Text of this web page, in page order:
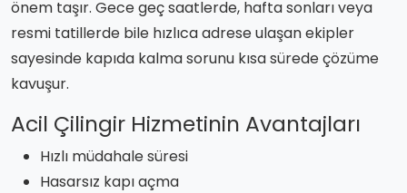
önem taşır. Gece geç saatlerde, hafta sonları veya
resmi tatillerde bile hızlıca adrese ulaşan ekipler
sayesinde kapıda kalma sorunu kısa sürede çözüme
kavuşur.
Acil Çilingir Hizmetinin Avantajları
Hızlı müdahale süresi
Hasarsız kapı açma